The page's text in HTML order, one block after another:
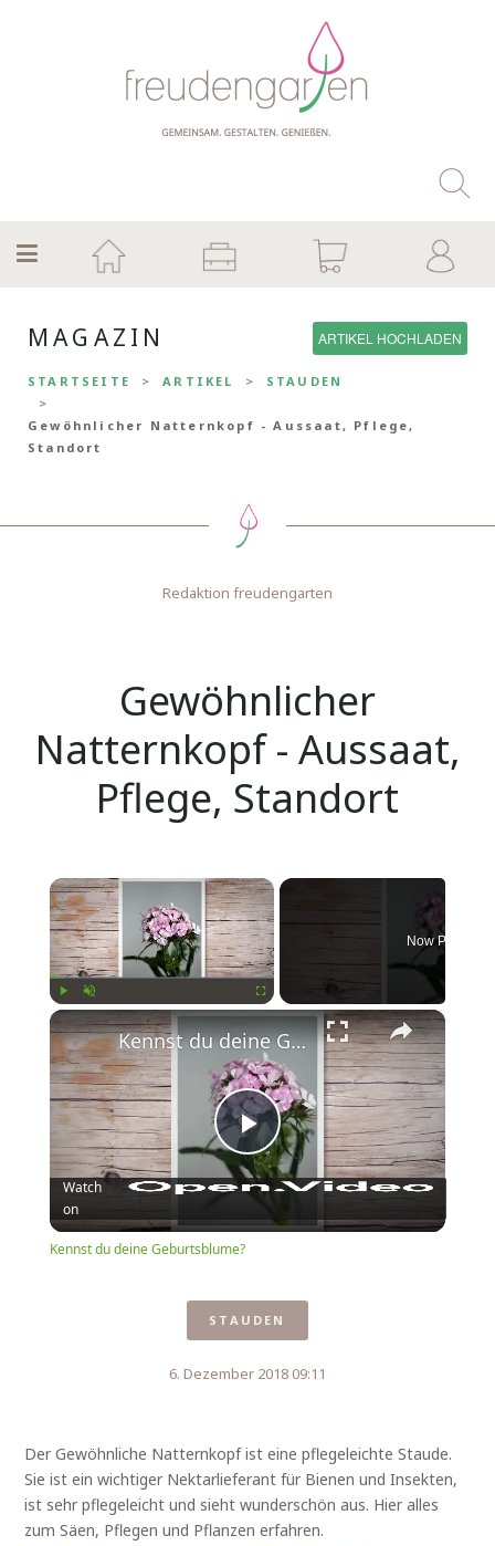
MAGAZIN ARTIKEL HOCHLADEN
STARTSEITE ARTIKEL STAUDEN
Gewöhnlicher Natternkopf - Aussaat, Pflege,
Standort
Redaktion freudengarten
Gewöhnlicher
Natternkopf - Aussaat,
Pflege, Standort
×
Fullscreen
Now Playing
×
Play
Video
Kennst du deine Geburtsblume?
Watch
on
Kennst du deine Geburtsblume?
STAUDEN
6. Dezember 2018 09:11
Der Gewöhnliche Natternkopf ist eine pflegeleichte Staude.
Sie ist ein wichtiger Nektarlieferant für Bienen und Insekten,
ist sehr pflegeleicht und sieht wunderschön aus. Hier alles
zum Säen, Pflegen und Pflanzen erfahren.